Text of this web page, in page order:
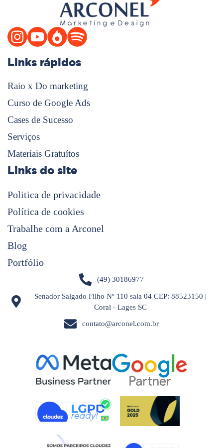
Links rápidos
Raio x Do marketing
Curso de Google Ads
Cases de Sucesso
Serviços
Materiais Gratuítos
Links do site
Politica de privacidade
Política de cookies
Trabalhe com a Arconel
Blog
Portfólio
(49) 30186977
Senador Salgado Filho Nº 110 sala 04 CEP: 88523150 |
Coral - Lages SC
contato@arconel.com.br